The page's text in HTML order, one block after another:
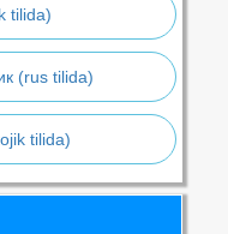
tilida)
(rus tilida)
tilida)